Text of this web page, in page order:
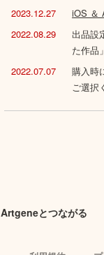
2023.12.27
iOS ＆
2022.08.29
出品設
た作品
2022.07.07
購入時
ご選択
Artgeneとつながる